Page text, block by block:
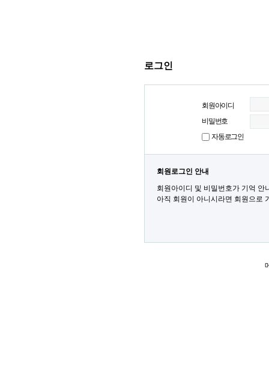
로그인
회원아이디
비밀번호
자동로그인
회원로그인 안내
회원아이디 및 비밀번호가 기억 안
아직 회원이 아니시라면 회원으로